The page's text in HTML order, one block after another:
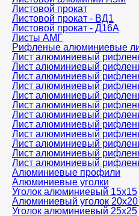
Листовой прокат
Листовой прокат - ВД1
Листовой прокат - Д16А
Листы АМГ
Рифленые алюминиевые
Лист алюминиевый
Лист алюминиевый
Лист алюминиевый
Лист алюминиевый
Лист алюминиевый
Лист алюминиевый
Лист алюминиевый
Лист алюминиевый
Лист алюминиевый
Лист алюминиевый
Лист алюминиевый
Лист алюминиевый
Алюминиевые профили
Алюминиевые уголки
Уголок алюминиевый 15х15
Алюминиевый уголок
Уголок алюминиевый 25х25